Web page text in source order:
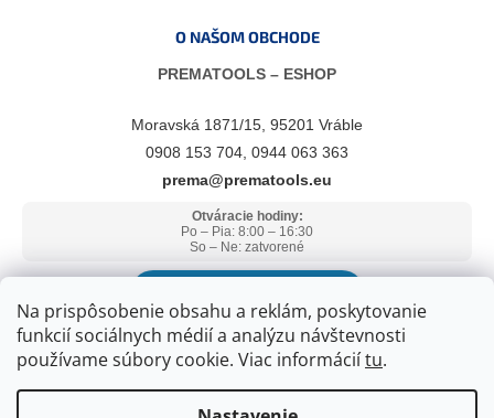
Na prispôsobenie obsahu a reklám, poskytovanie
funkcií sociálnych médií a analýzu návštevnosti
používame súbory cookie. Viac informáciítu.
O NAŠOM OBCHODE
PREMATOOLS – ESHOP
Moravská 1871/15, 95201 Vráble
0908 153 704, 0944 063 363
prema@prematools.eu
Otváracie hodiny:
Po – Pia: 8:00 – 16:30
So – Ne: zatvorené